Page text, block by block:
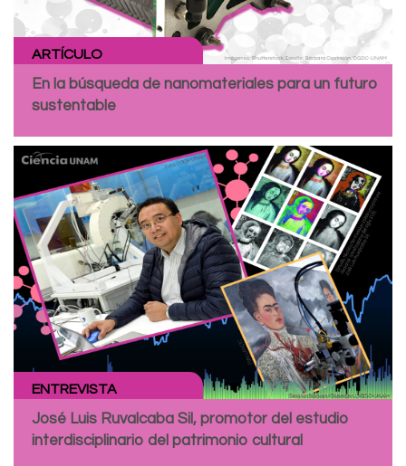
ARTÍCULO
En la búsqueda de nanomateriales para un futuro
sustentable
ENTREVISTA
José Luis Ruvalcaba Sil, promotor del estudio
interdisciplinario del patrimonio cultural